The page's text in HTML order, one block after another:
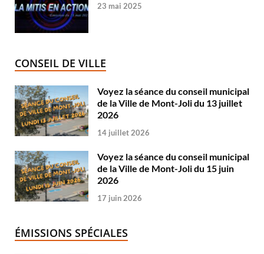
23 mai 2025
CONSEIL DE VILLE
Voyez la séance du conseil municipal
de la Ville de Mont-Joli du 13 juillet
2026
14 juillet 2026
Voyez la séance du conseil municipal
de la Ville de Mont-Joli du 15 juin
2026
17 juin 2026
ÉMISSIONS SPÉCIALES